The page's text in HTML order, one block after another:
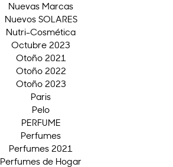
Nuevas Marcas
Nuevos SOLARES
Nutri-Cosmética
Octubre 2023
Otoño 2021
Otoño 2022
Otoño 2023
Paris
Pelo
PERFUME
Perfumes
Perfumes 2021
Perfumes de Hogar